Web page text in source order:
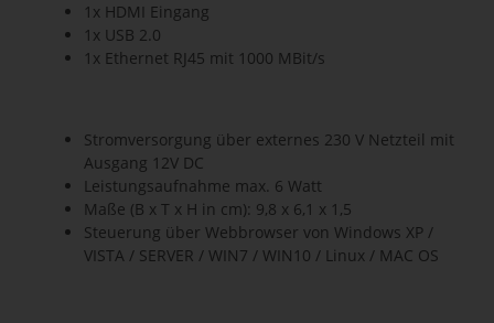
1x HDMI Eingang
1x USB 2.0
1x Ethernet RJ45 mit 1000 MBit/s
Stromversorgung über externes 230 V Netzteil mit
Ausgang 12V DC
Leistungsaufnahme max. 6 Watt
Maße (B x T x H in cm): 9,8 x 6,1 x 1,5
Steuerung über Webbrowser von Windows XP /
VISTA / SERVER / WIN7 / WIN10 / Linux / MAC OS